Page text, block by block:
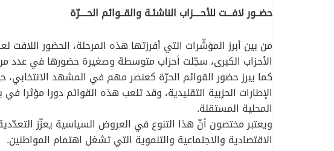
حضــور لافـــت للأحــــزاب الناشئـة والقــوائم الحــــرّة
من بين أبرز المؤشّرات التي أفرزتها هذه المرحلة، الحضور
الأحزاب الكبرى، سجّلت أحزاب متوسطة وصغيرة حضورها في عدد
الإطارات الحزبية التقليدية، وقد تلعب هذه القوائم دورا مؤثرا
المحلية المستقلة.
ويعتبر مختصون أنّ هذا التنوع في العروض السياسية يعزّز
الاقتصادية والاجتماعية والتنموية التي تشغل اهتمام المواطنين.